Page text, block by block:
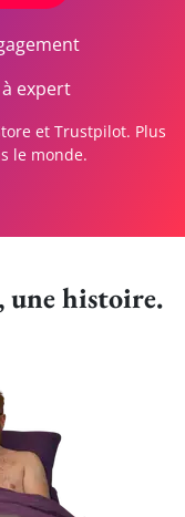
expert
et Trustpilot. Plus
le monde.
une histoire.